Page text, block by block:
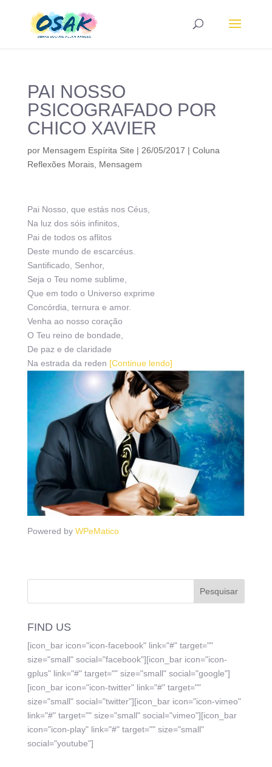
PAI NOSSO
PSICOGRAFADO POR
CHICO XAVIER
por Mensagem Espírita Site | 26/05/2017 | Coluna
Reflexões Morais, Mensagem
Pai Nosso, que estás nos Céus,
Na luz dos sóis infinitos,
Pai de todos os aflitos
Deste mundo de escarcéus.
Santificado, Senhor,
Seja o Teu nome sublime,
Que em todo o Universo exprime
Concórdia, ternura e amor.
Venha ao nosso coração
O Teu reino de bondade,
De paz e de claridade
Na estrada da reden [Continue lendo]
Powered by WPeMatico
FIND US
[icon_bar icon="icon-facebook" link="#" target=""
size="small" social="facebook"][icon_bar icon="icon-
gplus" link="#" target="" size="small" social="google"]
[icon_bar icon="icon-twitter" link="#" target=""
size="small" social="twitter"][icon_bar icon="icon-vimeo"
link="#" target="" size="small" social="vimeo"][icon_bar
icon="icon-play" link="#" target="" size="small"
social="youtube"]